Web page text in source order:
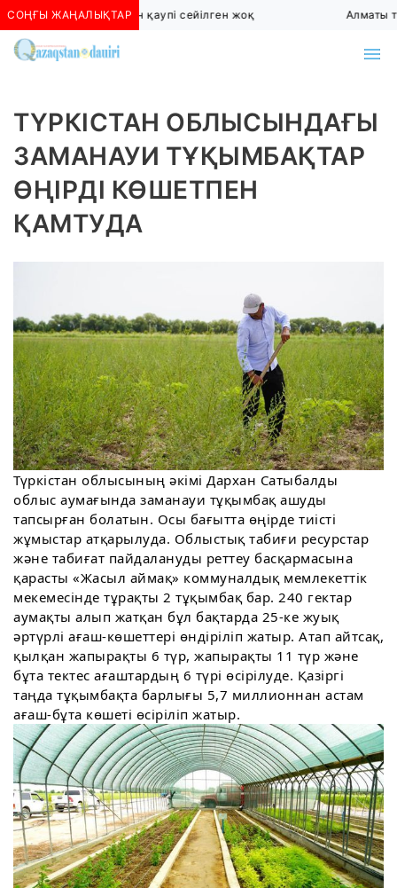
СОҢҒЫ ЖАҢАЛЫҚТАР
Алматыда көшкін қаупі сейілген жоқ Алматы
ТҮРКІСТАН ОБЛЫСЫНДАҒЫ
ЗАМАНАУИ ТҰҚЫМБАҚТАР
ӨҢІРДІ КӨШЕТПЕН
ҚАМТУДА
Түркістан облысының әкімі Дархан Сатыбалды
облыс аумағында заманауи тұқымбақ ашуды
тапсырған болатын. Осы бағытта өңірде тиісті
жұмыстар атқарылуда. Облыстық табиғи ресурстар
және табиғат пайдалануды реттеу басқармасына
қарасты «Жасыл аймақ» коммуналдық мемлекеттік
мекемесінде тұрақты 2 тұқымбақ бар. 240 гектар
аумақты алып жатқан бұл бақтарда 25-ке жуық
әртүрлі ағаш-көшеттері өндіріліп жатыр. Атап айтсақ,
қылқан жапырақты 6 түр, жапырақты 11 түр және
бұта тектес ағаштардың 6 түрі өсірілуде. Қазіргі
таңда тұқымбақта барлығы 5,7 миллионнан астам
ағаш-бұта көшеті өсіріліп жатыр.